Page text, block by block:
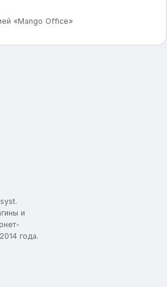
«Mango Office»
и
года.